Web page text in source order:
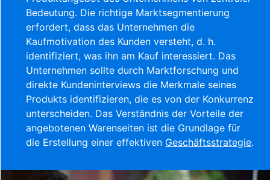
Bedeutung. Die richtige Marktsegmentierung
erfordert, dass das Unternehmen die
Kaufmotivation des Kunden versteht, d. h.
identifiziert, was ihn am Kauf interessiert. Das
Unternehmen sollte durch Marktforschung und
direkte Kundeninterviews die Merkmale seines
Produkts identifizieren, die es von der Konkurrenz
unterscheiden. Das Verständnis der Vorteile der
angebotenen Warenseiten ist die Grundlage für
die Erstellung einer effektiven Geschäftsstrategie.